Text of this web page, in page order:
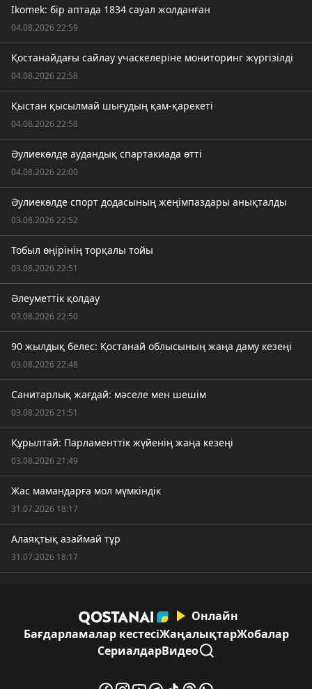
Ikomek: бір аптада 1834 сауал жолданған
04.08.2026 22:59
Қостанайдағы сайлау учаскелеріне мониторинг жүргізілді
04.08.2026 22:58
Қыстан қысылмай шығудың қам-қарекеті
04.08.2026 22:58
Әулиекөлде аудандық спартакиада өтті
04.08.2026 22:00
Әулиекөлде спорт додасының жеңімпаздары анықталды
03.08.2026 22:52
Тобыл өңірінің торқалы тойы
03.08.2026 22:51
Әлеуметтік қолдау
03.08.2026 22:50
90 жылдық белес: Қостанай облысының жаңа даму кезеңі
03.08.2026 22:48
Санитарлық жағдай: мәселе мен шешім
03.08.2026 21:51
Құрылтай: Парламенттік жүйенің жаңа кезеңі
03.08.2026 21:49
Жас мамандарға мол мүмкіндік
31.07.2026 18:17
Алаяқтық азаймай тұр
31.07.2026 18:17
Онлайн
Бағдарламалар кестесіЖаңалықтарЖобалар
СериалдарВидео